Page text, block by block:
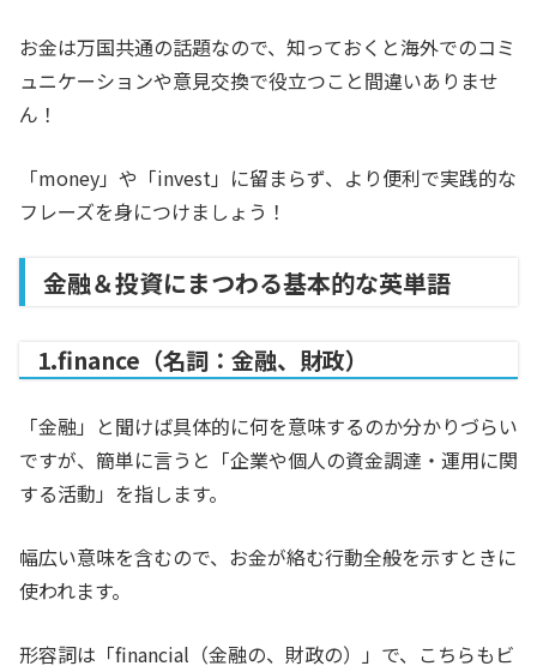
お金は万国共通の話題なので、知っておくと海外でのコミ
ュニケーションや意見交換で役立つこと間違いありませ
ん！
「money」や「invest」に留まらず、より便利で実践的な
フレーズを身につけましょう！
金融＆投資にまつわる基本的な英単語
1.finance（名詞：金融、財政）
「金融」と聞けば具体的に何を意味するのか分かりづらい
ですが、簡単に言うと「企業や個人の資金調達・運用に関
する活動」を指します。
幅広い意味を含むので、お金が絡む行動全般を示すときに
使われます。
形容詞は「financial（金融の、財政の）」で、こちらもビ